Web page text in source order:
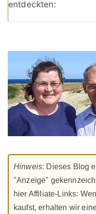
entdeckten:
Hinweis: Dieses Blog
"Anzeige"
hier Affiliate-Links:
kaufst, erhalten wir